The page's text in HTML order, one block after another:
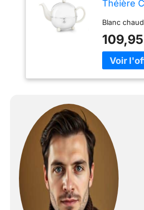
Théière
Blanc chaud